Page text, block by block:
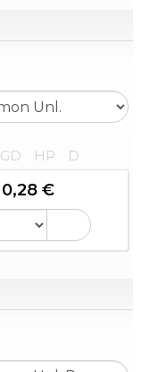
GD HP D
0,28 €